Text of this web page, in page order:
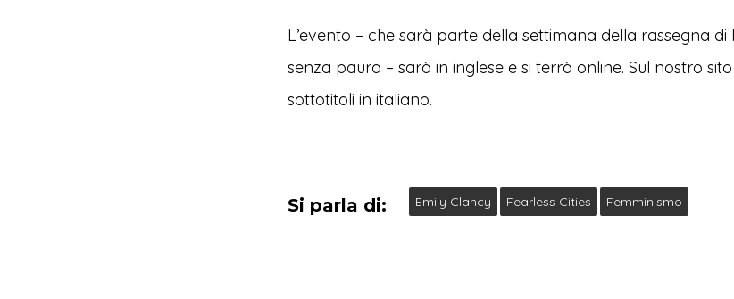
L’evento – che sarà parte della settimana della rassegna di
senza paura – sarà in inglese e si terrà online. Sul nostro
sottotitoli in italiano.
Si parla di: Emily Clancy Fearless Cities Femminismo